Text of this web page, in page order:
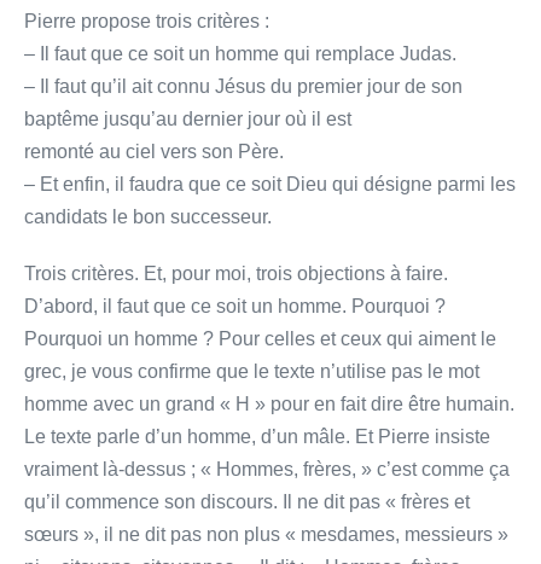
Pierre propose trois critères :
– Il faut que ce soit un homme qui remplace Judas.
– Il faut qu’il ait connu Jésus du premier jour de son
baptême jusqu’au dernier jour où il est
remonté au ciel vers son Père.
– Et enfin, il faudra que ce soit Dieu qui désigne parmi les
candidats le bon successeur.
Trois critères. Et, pour moi, trois objections à faire.
D’abord, il faut que ce soit un homme. Pourquoi ?
Pourquoi un homme ? Pour celles et ceux qui aiment le
grec, je vous confirme que le texte n’utilise pas le mot
homme avec un grand « H » pour en fait dire être humain.
Le texte parle d’un homme, d’un mâle. Et Pierre insiste
vraiment là-dessus ; « Hommes, frères, » c’est comme ça
qu’il commence son discours. Il ne dit pas « frères et
sœurs », il ne dit pas non plus « mesdames, messieurs »